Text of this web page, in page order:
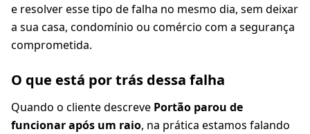
e resolver esse tipo de falha no mesmo dia, sem deixar
a sua casa, condomínio ou comércio com a segurança
comprometida.
O que está por trás dessa falha
Quando o cliente descreve Portão parou de
funcionar após um raio, na prática estamos falando